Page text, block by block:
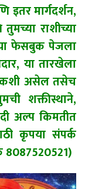
मार्गदर्शन,
राशीच्या
या फेसबुक पेजला
या तारखेला
कशी असेल तसेच
शक्तीस्थाने,
अल्प किमतीत
कृपया संपर्क
8087520521)